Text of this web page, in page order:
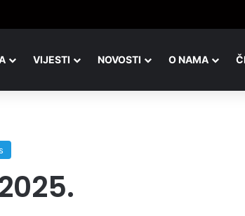
Drava, isti pogled, a potpuno drugačija slika
VIJESTI NOVOSTI O NAMA